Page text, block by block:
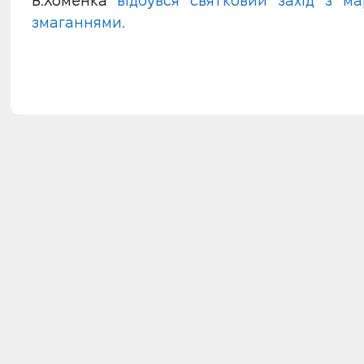
змаганнями.